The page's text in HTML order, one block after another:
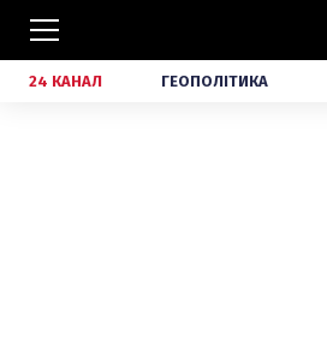
24 КАНАЛ ГЕОПОЛІТИКА